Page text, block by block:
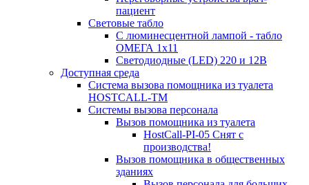
пациент
Световые табло
С люминесцентной лампой - табло
ОМЕГА 1х11
Светодиодные (LED) 220 и 12В
Доступная среда
Система вызова помощника из туалета
HOSTCALL-TM
Системы вызова персонала
Вызов помощника из туалета
HostCall-PI-05 Снят с
производства!
Вызов помощника в общественных
зданиях